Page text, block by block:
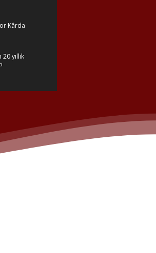
Kârda
yıllık